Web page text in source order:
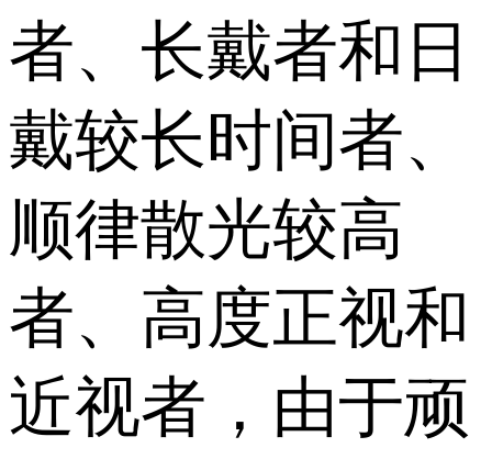
者、长戴者和日
戴较长时间者、
顺律散光较高
者、高度正视和
近视者，由于顽